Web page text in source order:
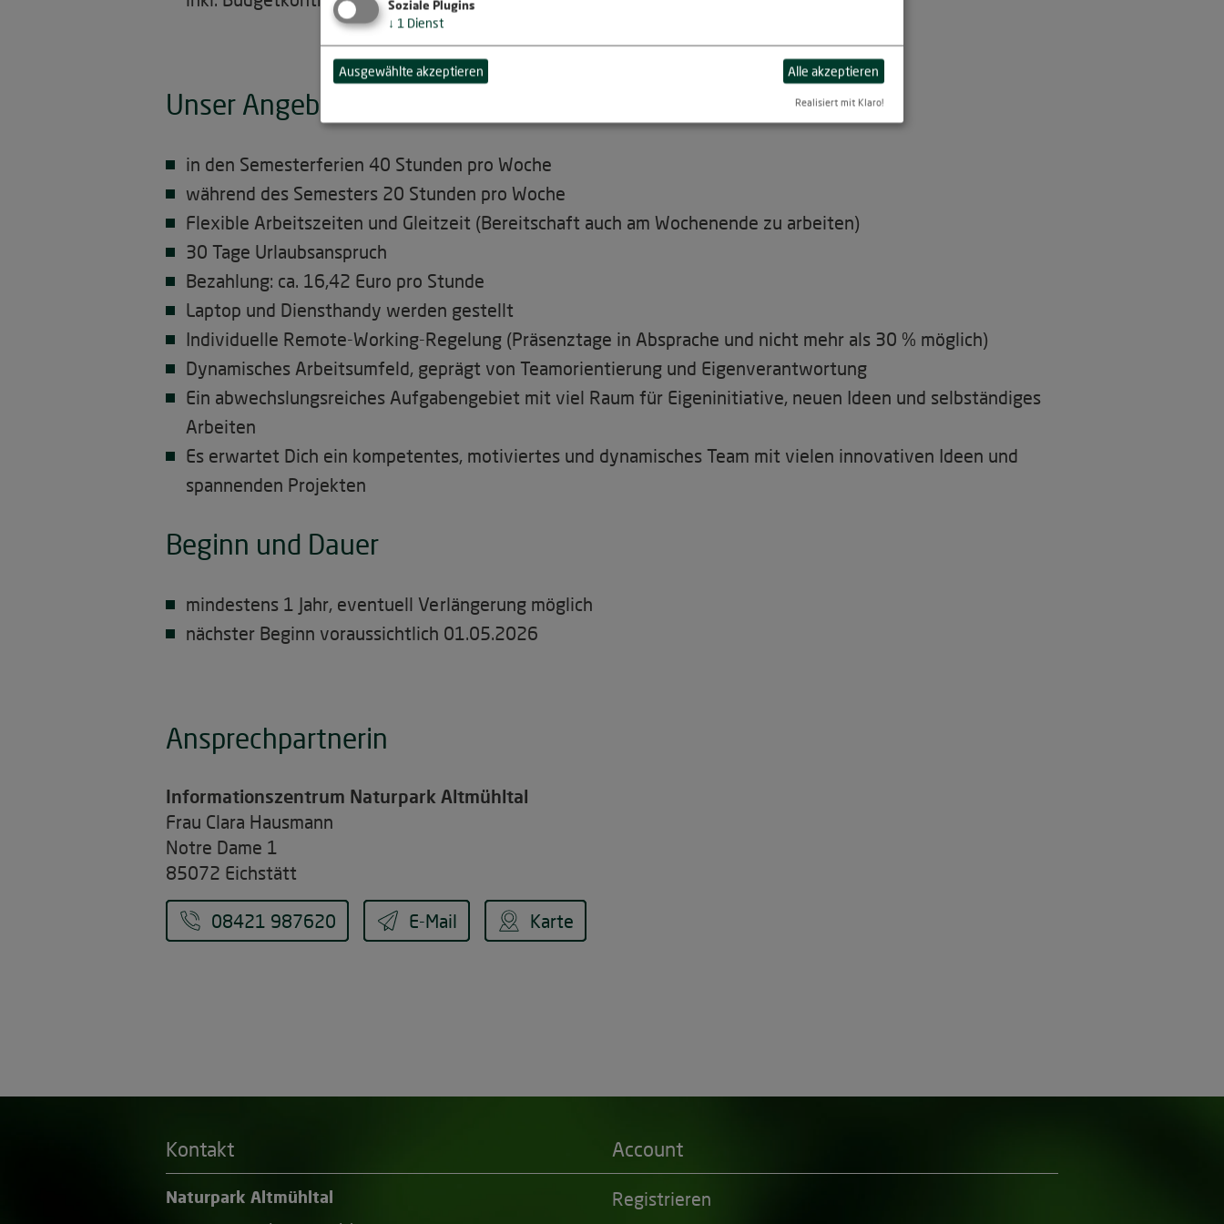
Unser Angebot
in den Semesterferien 40 Stunden pro Woche
während des Semesters 20 Stunden pro Woche
Flexible Arbeitszeiten und Gleitzeit (Bereitschaft auch am Wochenende zu arbeiten)
30 Tage Urlaubsanspruch
Bezahlung: ca. 16,42 Euro pro Stunde
Laptop und Diensthandy werden gestellt
Individuelle Remote-Working-Regelung (Präsenztage in Absprache und nicht mehr als 30 % möglich)
Dynamisches Arbeitsumfeld, geprägt von Teamorientierung und Eigenverantwortung
Ein abwechslungsreiches Aufgabengebiet mit viel Raum für Eigeninitiative, neuen Ideen und selbständiges
Arbeiten
Es erwartet Dich ein kompetentes, motiviertes und dynamisches Team mit vielen innovativen Ideen und
spannenden Projekten
Beginn und Dauer
mindestens 1 Jahr, eventuell Verlängerung möglich
nächster Beginn voraussichtlich 01.05.2026
Ansprechpartnerin
Informationszentrum Naturpark Altmühltal
Frau Clara Hausmann
Notre Dame 1
85072 Eichstätt
08421 987620 E-Mail Karte
Kontakt
Naturpark Altmühltal
Account
Registrieren
Soziale Plugins
↓ 1 Dienst
Ausgewählte akzeptieren Alle akzeptieren
Realisiert mit Klaro!